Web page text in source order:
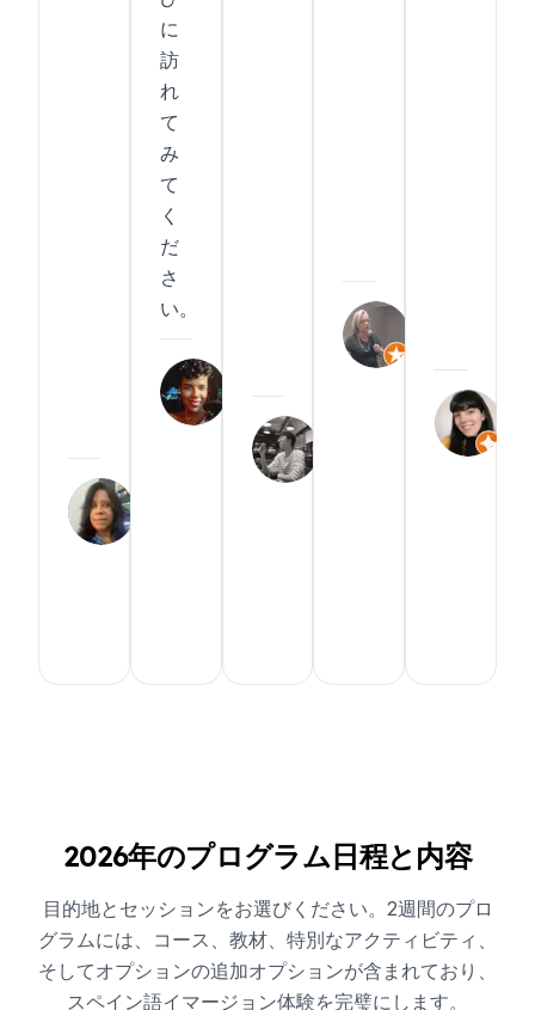
に
訪
れ
て
み
て
く
だ
さ
い。
Luz
2025
School
2025
School
Expanish
Google
2026年のプログラム日程と内容
目的地とセッションをお選びください。2週間のプロ
グラムには、コース、教材、特別なアクティビティ、
そしてオプションの追加オプションが含まれており、
スペイン語イマージョン体験を完璧にします。